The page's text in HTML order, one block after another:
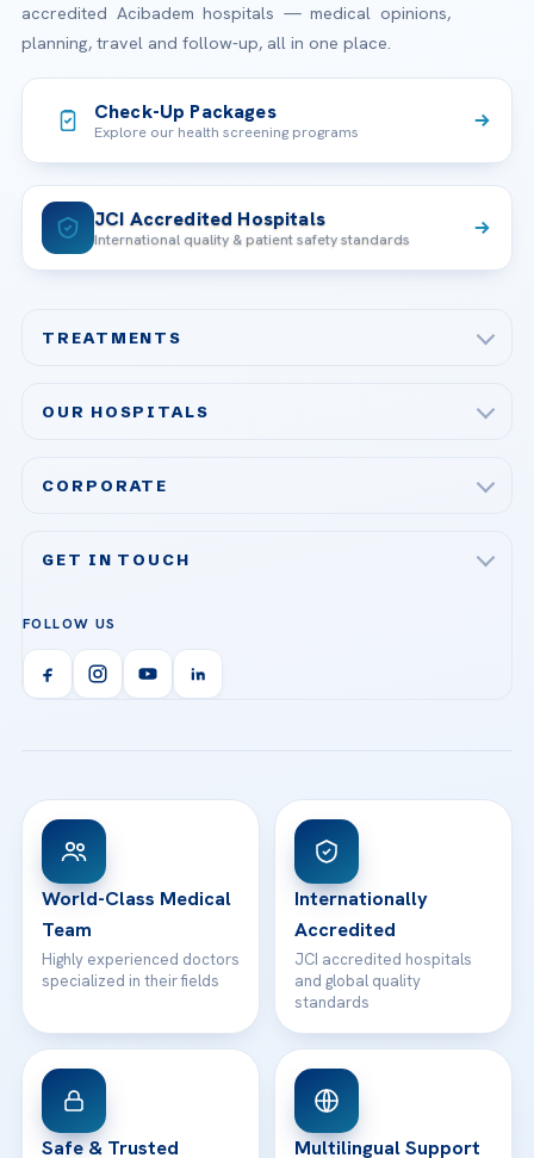
accredited Acibadem hospitals — medical opinions,
planning, travel and follow-up, all in one place.
Check-Up Packages
Explore our health screening programs
JCI Accredited Hospitals
International quality & patient safety standards
TREATMENTS
Bariatric & Metabolic Surgery
Organ Transplantation
Orthopedics & Traumatology
OUR HOSPITALS
Acibadem Ataşehir Hospital
Acibadem Kent Hospital (Izmir)
Acibadem Kartal Hospital
View All Hospitals
CORPORATE
Technologies
Health Library
Patient Rights
Contact
GET IN TOUCH
Call us
info@acibademhealthpoint.com
Email us
WhatsApp Support
FOLLOW US
World-Class Medical
Team
Highly experienced doctors
specialized in their fields
Internationally
Accredited
JCI accredited hospitals
and global quality
standards
Safe & Trusted Multilingual Support